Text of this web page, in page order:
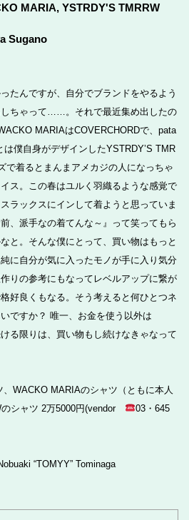
MARIA, YSTRDY'S TMRRW
Sugano
たんですが、自分でブランドをやるよう
しちゃって……。それで最近集め出したの
MARIAはCOVERCHORDで、pata
僕自身がデザインしたYSTRDY’S TMR
で着るとまんまアメカジの人になっちゃ
ス。この春はユルく羽織るような感覚で
ラックスにインして着ようと思っていま
、派手なの着てんな～』って笑ってもら
と。そんな僕にとって、買い物はもっと
に自分が気に入ったモノが手に入り気分
りの参考にもなってレベルアップに繋が
好良くもなる。そう考えると何ひとつネ
ですか？ 唯一、お金を使う以外は
る限りは、買い物もし続けなきゃなって
、WACKO MARIAのシャツ（ともに本人
シャツ 2万5000円(vendor
03・645
“TOMYY” Tominaga